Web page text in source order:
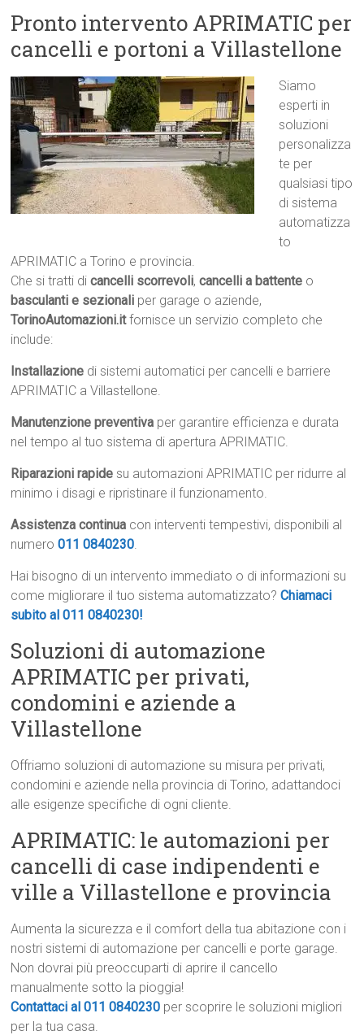
Pronto intervento APRIMATIC per
cancelli e portoni a Villastellone
Siamo
esperti in
soluzioni
personalizza
te per
qualsiasi tipo
di sistema
automatizza
to
APRIMATIC a Torino e provincia.
Che si tratti dicancelli scorrevoli,cancelli a battente o
basculanti e sezionali per garage o aziende,
TorinoAutomazioni.itfornisce un servizio completo che
include:
Installazione di sistemi automatici per cancelli e barriere
APRIMATIC a Villastellone.
Manutenzione preventiva per garantire efficienza e durata
nel tempo al tuo sistema di apertura APRIMATIC.
Riparazioni rapide su automazioni APRIMATIC per ridurre al
minimo i disagi e ripristinare il funzionamento.
Assistenza continua con interventi tempestivi, disponibili al
numero011 0840230.
Hai bisogno di un intervento immediato o di informazioni su
come migliorare il tuo sistema automatizzato?Chiamaci
subito al 011 0840230!
Soluzioni di automazione
APRIMATIC per privati,
condomini e aziende a
Villastellone
Offriamo soluzioni di automazione su misura per privati,
condomini e aziende nella provincia di Torino, adattandoci
alle esigenze specifiche di ogni cliente.
APRIMATIC: le automazioni per
cancelli di case indipendenti e
ville a Villastellone e provincia
Aumenta la sicurezza e il comfort della tua abitazione con i
nostri sistemi di automazione per cancelli e porte garage.
Non dovrai più preoccuparti di aprire il cancello
manualmente sotto la pioggia!
Contattaci al 011 0840230 per scoprire le soluzioni migliori
per la tua casa.